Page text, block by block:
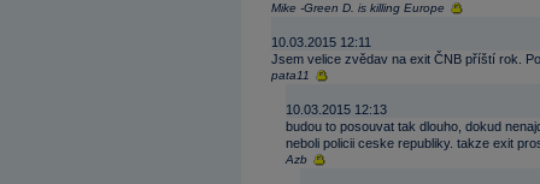
Mike -Green D. is killing Europe
10.03.2015 12:11
Jsem velice zvědav na exit ČNB příští rok.
pata11
10.03.2015 12:13
budou to posouvat tak dlouho, dokud
neboli policii ceske republiky. takze exit
Azb